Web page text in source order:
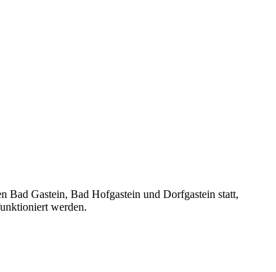
Bad Gastein, Bad Hofgastein und Dorfgastein statt,
werden.